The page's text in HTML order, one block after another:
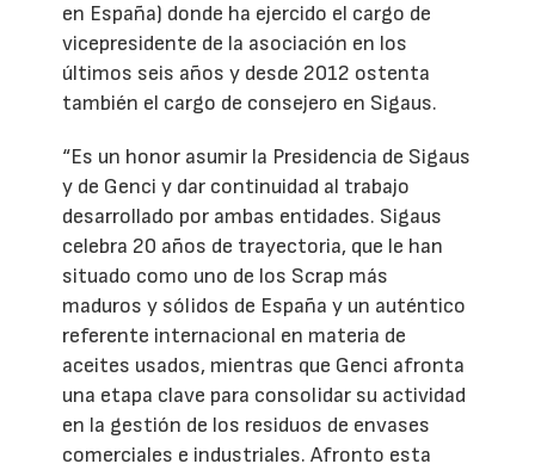
en España) donde ha ejercido el cargo de
vicepresidente de la asociación en los
últimos seis años y desde 2012 ostenta
también el cargo de consejero en Sigaus.
“Es un honor asumir la Presidencia de Sigaus
y de Genci y dar continuidad al trabajo
desarrollado por ambas entidades. Sigaus
celebra 20 años de trayectoria, que le han
situado como uno de los Scrap más
maduros y sólidos de España y un auténtico
referente internacional en materia de
aceites usados, mientras que Genci afronta
una etapa clave para consolidar su actividad
en la gestión de los residuos de envases
comerciales e industriales. Afronto esta